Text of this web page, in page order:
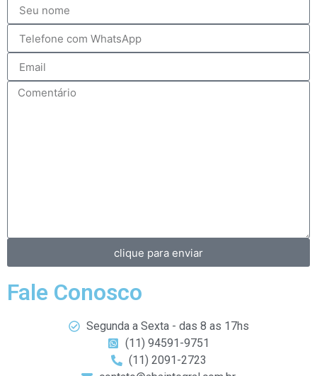
clique para enviar
Fale Conosco
Segunda a Sexta - das 8 as 17hs
(11) 94591-9751
(11) 2091-2723